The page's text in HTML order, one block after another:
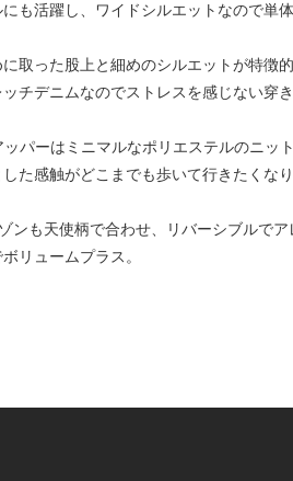
も活躍し、ワイドシルエットなので単体
取った股上と細めのシルエットが特徴
チデニムなのでストレスを感じない穿き
パーはミニマルなポリエステルのニッ
た感触がどこまでも歩いて行きたくなり
ンも天使柄で合わせ、リバーシブルで
リュームプラス。